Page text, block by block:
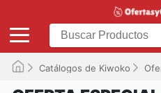
Catálogos de Kiwoko